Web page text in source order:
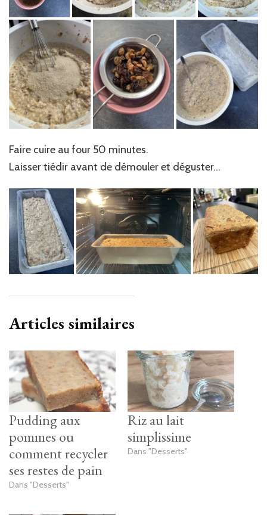
Faire cuire au four 50 minutes.
Laisser tiédir avant de démouler et déguster…
Articles similaires
Pudding aux
pommes ou
comment recycler
ses restes de pain
Dans "Desserts"
Riz au lait
simplissime
Dans "Desserts"